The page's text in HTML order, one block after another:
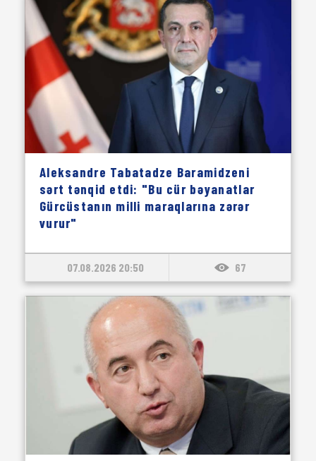
Aleksandre Tabatadze Baramidzeni
sərt tənqid etdi: "Bu cür bəyanatlar
Gürcüstanın milli maraqlarına zərər
vurur"
07.08.2026 20:50 67